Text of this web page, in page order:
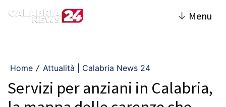
↓ Menu
Home / Attualità | Calabria News 24
Servizi per anziani in Calabria,